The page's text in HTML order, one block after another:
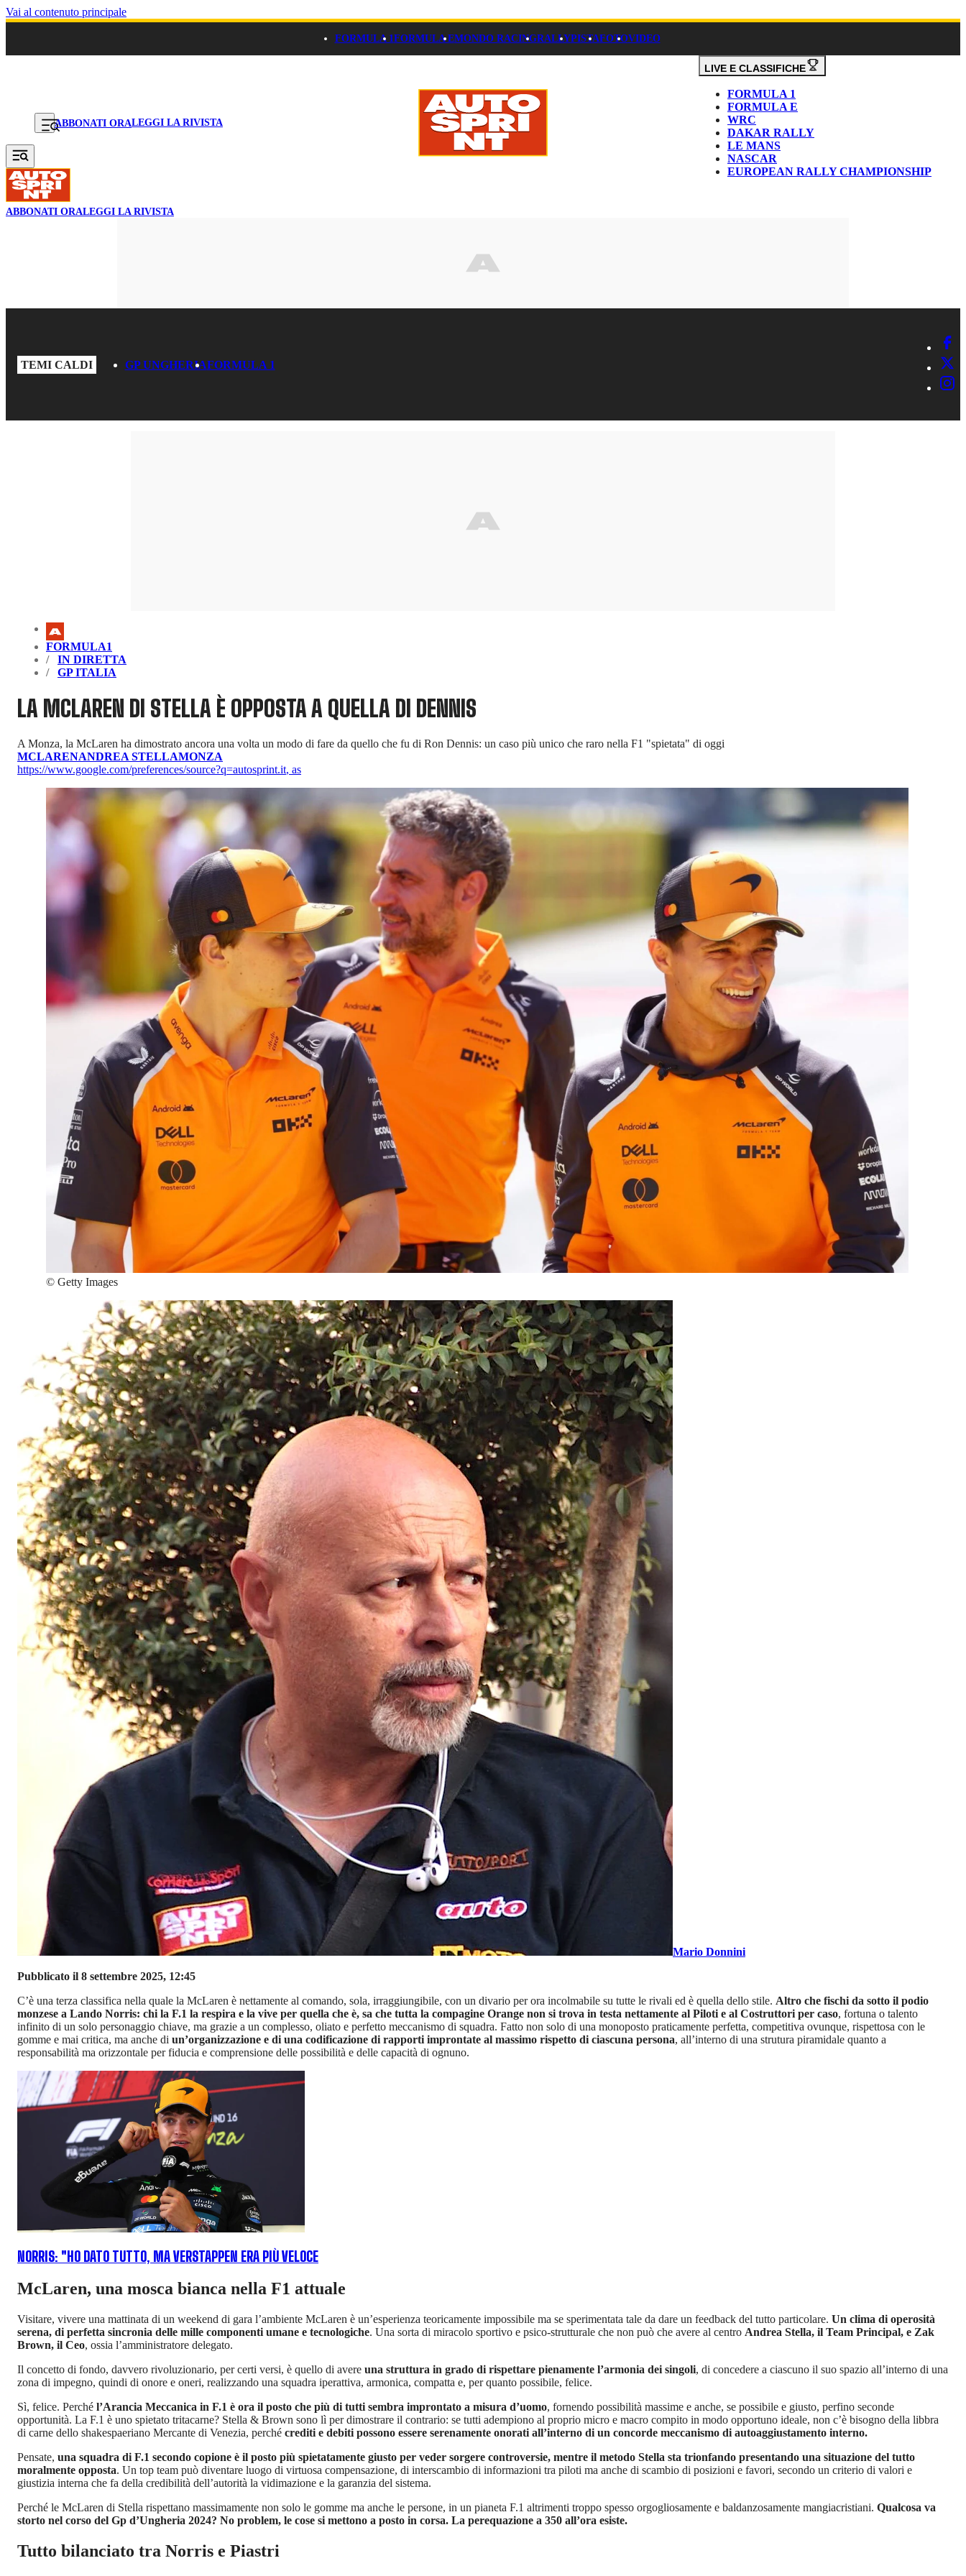
Vai al contenuto principale
FORMULA 1FORMULA EMONDO RACINGRALLYPISTAFOTOVIDEO
ABBONATI ORALEGGI LA RIVISTA
LIVE E CLASSIFICHE
FORMULA 1
FORMULA E
WRC
DAKAR RALLY
LE MANS
NASCAR
EUROPEAN RALLY CHAMPIONSHIP
ABBONATI ORALEGGI LA RIVISTA
TEMI CALDI GP UNGHERIAFORMULA 1
FORMULA1
IN DIRETTA
GP ITALIA
LA MCLAREN DI STELLA È OPPOSTA A QUELLA DI DENNIS
A Monza, la McLaren ha dimostrato ancora una volta un modo di fare da quello che fu di Ron Dennis: un caso più unico che raro nella F1 "spietata" di oggi
MCLARENANDREA STELLAMONZA
https://www.google.com/preferences/source?q=autosprint.it, as
© Getty Images
Mario Donnini
Pubblicato il 8 settembre 2025, 12:45
C’è una terza classifica nella quale la McLaren è nettamente al comando, sola, irraggiungibile, con un divario per ora incolmabile su tutte le rivali ed è quella dello stile. Altro che fischi da sotto il podio
monzese a Lando Norris: chi la F.1 la respira e la vive per quella che è, sa che tutta la compagine Orange non si trova in testa nettamente al Piloti e al Costruttori per caso, fortuna o talento
infinito di un solo personaggio chiave, ma grazie a un complesso, oliato e perfetto meccanismo di squadra. Fatto non solo di una monoposto praticamente perfetta, competitiva ovunque, rispettosa con le
gomme e mai critica, ma anche di un’organizzazione e di una codificazione di rapporti improntate al massimo rispetto di ciascuna persona, all’interno di una strutura piramidale quanto a
responsabilità ma orizzontale per fiducia e comprensione delle possibilità e delle capacità di ognuno.
NORRIS: "HO DATO TUTTO, MA VERSTAPPEN ERA PIÙ VELOCE
McLaren, una mosca bianca nella F1 attuale
Visitare, vivere una mattinata di un weekend di gara l’ambiente McLaren è un’esperienza teoricamente impossibile ma se sperimentata tale da dare un feedback del tutto particolare. Un clima di operosità
serena, di perfetta sincronia delle mille componenti umane e tecnologiche. Una sorta di miracolo sportivo e psico-strutturale che non può che avere al centro Andrea Stella, il Team Principal, e Zak
Brown, il Ceo, ossia l’amministratore delegato.
Il concetto di fondo, davvero rivoluzionario, per certi versi, è quello di avere una struttura in grado di rispettare pienamente l’armonia dei singoli, di concedere a ciascuno il suo spazio all’interno di una
zona di impegno, quindi di onore e oneri, realizzando una squadra iperattiva, armonica, compatta e, per quanto possibile, felice.
Sì, felice. Perché l’Arancia Meccanica in F.1 è ora il posto che più di tutti sembra improntato a misura d’uomo, fornendo possibilità massime e anche, se possibile e giusto, perfino seconde
opportunità. La F.1 è uno spietato tritacarne? Stella & Brown sono lì per dimostrare il contrario: se tutti adempiono al proprio micro e macro compito in modo opportuno ideale, non c’è bisogno della libbra
di carne dello shakespaeriano Mercante di Venezia, perché crediti e debiti possono essere serenamente onorati all’interno di un concorde meccanismo di autoaggiustamento interno.
Pensate, una squadra di F.1 secondo copione è il posto più spietatamente giusto per veder sorgere controversie, mentre il metodo Stella sta trionfando presentando una situazione del tutto
moralmente opposta. Un top team può diventare luogo di virtuosa compensazione, di interscambio di informazioni tra piloti ma anche di scambio di posizioni e favori, secondo un criterio di valori e
giustizia interna che fa della credibilità dell’autorità la vidimazione e la garanzia del sistema.
Perché le McLaren di Stella rispettano massimamente non solo le gomme ma anche le persone, in un pianeta F.1 altrimenti troppo spesso orgogliosamente e baldanzosamente mangiacristiani. Qualcosa va
storto nel corso del Gp d’Ungheria 2024? No problem, le cose si mettono a posto in corsa. La perequazione a 350 all’ora esiste.
Tutto bilanciato tra Norris e Piastri